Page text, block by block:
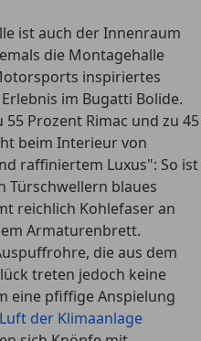
ist auch derInnenraum
die Montagehalle
inspiriertes
im Bugatti Bolide.
Prozent Rimac und zu 45
beim Interieur von
raffiniertem Luxus": So ist
Türschwellern blaues
reichlich Kohlefaser an
Armaturenbrett.
die aus dem
treten jedoch keine
eine pfiffige Anspielung
Luft der Klimaanlage